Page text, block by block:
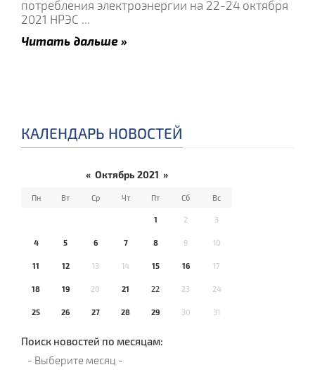
потребления электроэнергии на 22-24 октября
2021 НРЭС ...
Читать дальше »
КАЛЕНДАРЬ НОВОСТЕЙ
« Октябрь 2021 »
Пн Вт Ср Чт Пт Сб Вс
1 2 3
4 5 6 7 8 9 10
11 12 13 14 15 16 17
18 19 20 21 22 23 24
25 26 27 28 29 30 31
Поиск новостей по месяцам: